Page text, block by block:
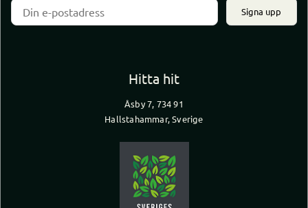
Signa upp
Hitta hit
Åsby 7, 734 91
Hallstahammar, Sverige